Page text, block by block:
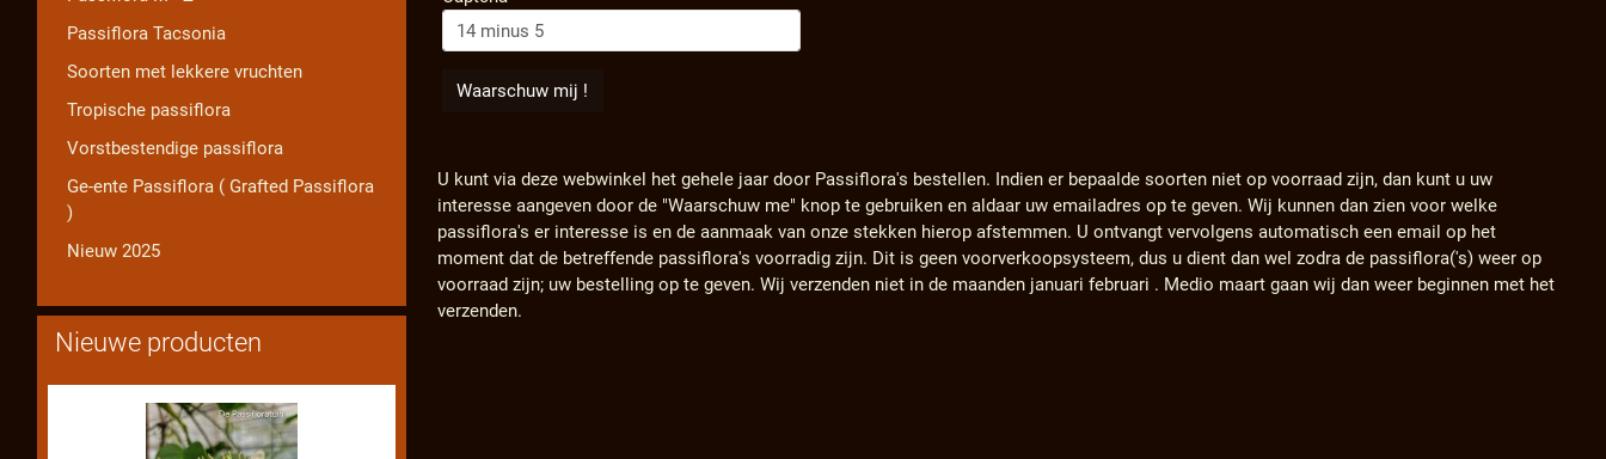
U kunt via deze webwinkel het gehele jaar door Passiflora's bestellen. Indien er bepaalde soorten niet op voorraad zijn, dan kunt u uw
interesse aangeven door de "Waarschuw me" knop te gebruiken en aldaar uw emailadres op te geven. Wij kunnen dan zien voor welke
passiflora's er interesse is en de aanmaak van onze stekken hierop afstemmen. U ontvangt vervolgens automatisch een email op het
moment dat de betreffende passiflora's voorradig zijn. Dit is geen voorverkoopsysteem, dus u dient dan wel zodra de passiflora('s) weer op
voorraad zijn; uw bestelling op te geven. Wij verzenden niet in de maanden januari februari . Medio maart gaan wij dan weer beginnen met het
verzenden.
Passiflora Tacsonia
Soorten met lekkere vruchten
Tropische passiflora
Vorstbestendige passiflora
Ge-ente Passiflora ( Grafted Passiflora
)
Nieuw 2025
Nieuwe producten